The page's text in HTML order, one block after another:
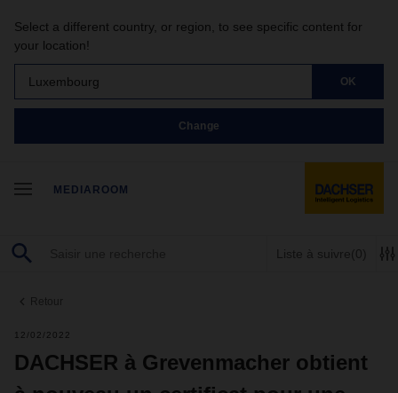
Select a different country, or region, to see specific content for
your location!
Luxembourg OK
Change
MEDIAROOM
Liste à suivre(0)
Retour
12/02/2022
DACHSER à Grevenmacher obtient